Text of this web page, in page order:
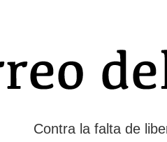
Contra la falta de